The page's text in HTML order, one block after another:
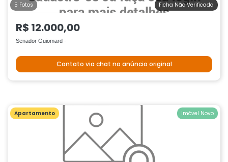
5 Fotos Ficha Não Verificada
R$ 12.000,00
Senador Guiomard -
Contato via chat no anúncio original
Apartamento Imóvel Novo